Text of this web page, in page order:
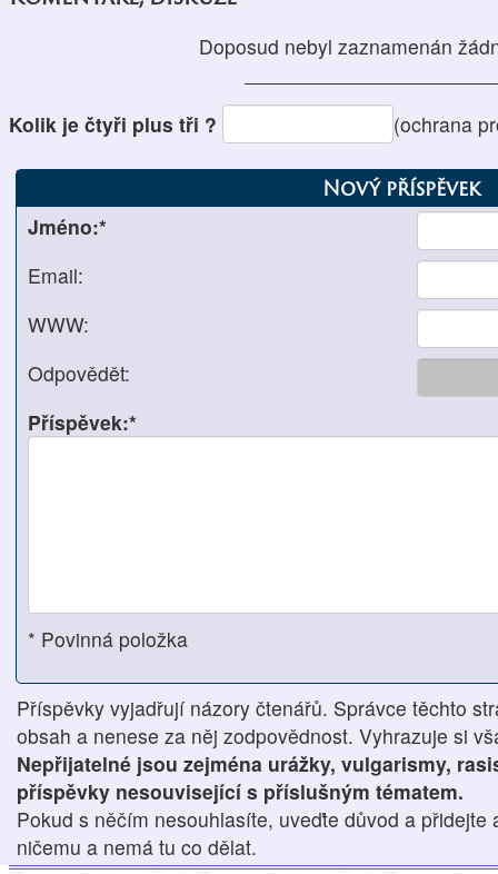
Doposud nebyl zaznamenán
Kolik je čtyři plus tři ? (ochrana
Nový příspěvek
Jméno:*
Email:
WWW:
Odpovědět:
Příspěvek:*
* Povinná položka
Příspěvky vyjadřují názory čtenářů. Správce těchto
obsah a nenese za něj zodpovědnost. Vyhrazuje si
Nepřijatelné jsou zejména urážky, vulgarismy,
příspěvky nesouvisející s příslušným tématem.
Pokud s něčím nesouhlasíte, uveďte důvod a přidejte
ničemu a nemá tu co dělat.